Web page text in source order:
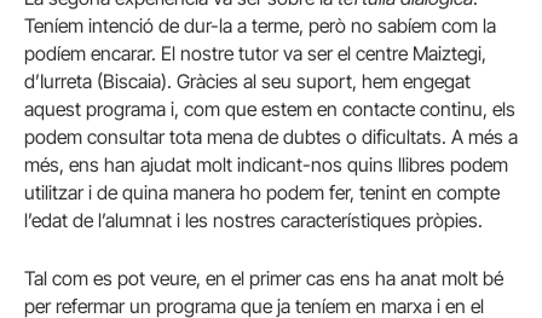
Teníem intenció de dur-la a terme, però no sabíem com la
podíem encarar. El nostre tutor va ser el centre Maiztegi,
d’Iurreta (Biscaia). Gràcies al seu suport, hem engegat
aquest programa i, com que estem en contacte continu, els
podem consultar tota mena de dubtes o dificultats. A més a
més, ens han ajudat molt indicant-nos quins llibres podem
utilitzar i de quina manera ho podem fer, tenint en compte
l’edat de l’alumnat i les nostres característiques pròpies.
Tal com es pot veure, en el primer cas ens ha anat molt bé
per refermar un programa que ja teníem en marxa i en el